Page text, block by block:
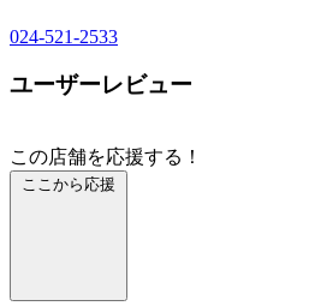
024-521-2533
ユーザーレビュー
この店舗を応援する！
ここから応援